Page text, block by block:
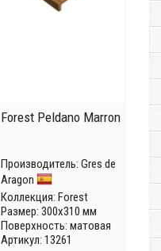
Forest Peldano Marron
Производитель: Gres de
Aragon
Коллекция: Forest
Размер: 300x310 мм
Поверхность: матовая
Артикул: 13261